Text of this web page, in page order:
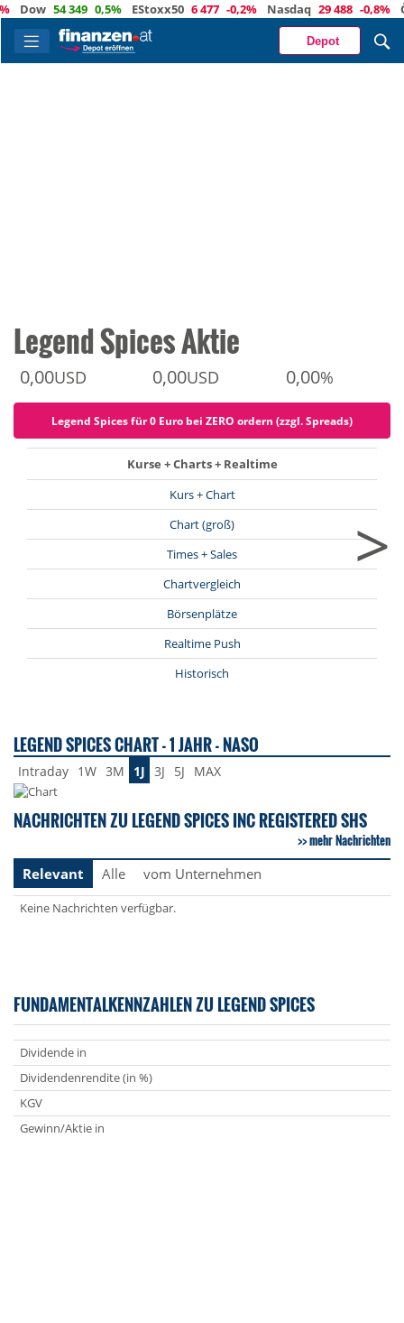
54 349 0,5% EStoxx50 6 477 -0,2% Nasdaq 29 488 -0,8% Öl
Depot
Legend Spices Aktie
0,00USD 0,00USD 0,00%
Legend Spices für 0 Euro bei ZERO ordern (zzgl. Spreads)
Kurse + Charts + Realtime
Kurs + Chart
Chart (groß)
Times + Sales
Chartvergleich
Börsenplätze
Realtime Push
Historisch
>
LEGEND SPICES CHART - 1 JAHR - NASO
Intraday 1W 3M 1J 3J 5J MAX
NACHRICHTEN ZU LEGEND SPICES INC REGISTERED SHS
mehr Nachrichten
Relevant
Alle vom Unternehmen
Keine Nachrichten verfügbar.
FUNDAMENTALKENNZAHLEN ZU LEGEND SPICES
Dividende in
Dividendenrendite (in %)
KGV
Gewinn/Aktie in